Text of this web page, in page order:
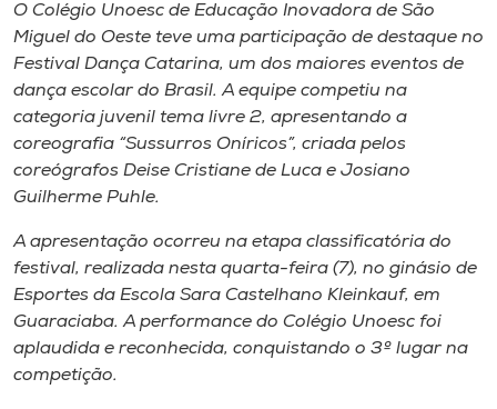
Rádio
Museu
Unoesc
Selecione
O Colégio Unoesc de Educação Inovadora de São
Miguel do Oeste teve uma participação de destaque no
Festival Dança Catarina, um dos maiores eventos de
dança escolar do Brasil. A equipe competiu na
categoria juvenil tema livre 2, apresentando a
coreografia “Sussurros Oníricos”, criada pelos
coreógrafos Deise Cristiane de Luca e Josiano
Guilherme Puhle.
A apresentação ocorreu na etapa classificatória do
festival, realizada nesta quarta-feira (7), no ginásio de
Esportes da Escola Sara Castelhano Kleinkauf, em
Guaraciaba. A performance do Colégio Unoesc foi
aplaudida e reconhecida, conquistando o 3º lugar na
competição.